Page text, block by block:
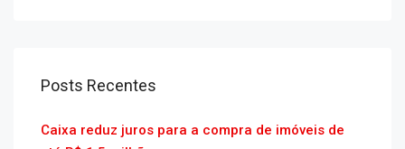
Posts Recentes
Caixa reduz juros para a compra de imóveis de